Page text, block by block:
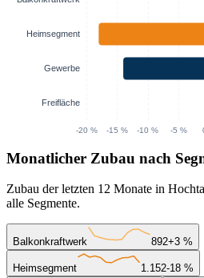
Monatlicher Zubau nach
Zubau der letzten 12 Monate in
alle Segmente.
Balkonkraftwerk 892+3 %
Heimsegment 1.152-18 %